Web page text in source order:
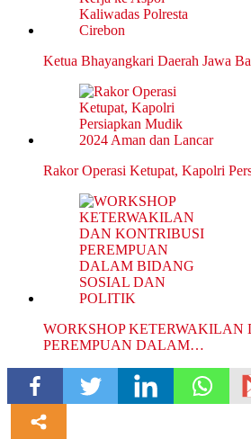
Ketua Bhayangkari Daerah Jawa
Rakor Operasi Ketupat, Kapolri
WORKSHOP
PEREMPUAN DALAM…